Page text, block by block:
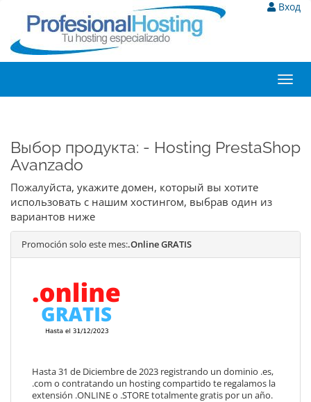
Вход
Выбор продукта: - Hosting PrestaShop
Avanzado
Пожалуйста, укажите домен, который вы хотите
использовать с нашим хостингом, выбрав один из
вариантов ниже
Promoción solo este mes:.Online GRATIS
Hasta 31 de Diciembre de 2023 registrando un dominio .es,
.com o contratando un hosting compartido te regalamos la
extensión .ONLINE o .STORE totalmente gratis por un año.